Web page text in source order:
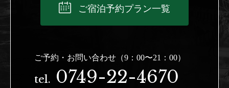
ご宿泊予約プラン一覧
ご予約・お問い合わせ（9：00〜21：00）
tel. 0749-22-4670